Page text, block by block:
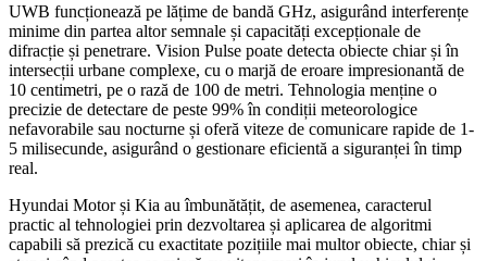
UWB funcționează pe lățime de bandă GHz, asigurând interferențe
minime din partea altor semnale și capacități excepționale de
difracție și penetrare. Vision Pulse poate detecta obiecte chiar și în
intersecții urbane complexe, cu o marjă de eroare impresionantă de
10 centimetri, pe o rază de 100 de metri. Tehnologia menține o
precizie de detectare de peste 99% în condiții meteorologice
nefavorabile sau nocturne și oferă viteze de comunicare rapide de 1-
5 milisecunde, asigurând o gestionare eficientă a siguranței în timp
real.
Hyundai Motor și Kia au îmbunătățit, de asemenea, caracterul
practic al tehnologiei prin dezvoltarea și aplicarea de algoritmi
capabili să prezică cu exactitate pozițiile mai multor obiecte, chiar și